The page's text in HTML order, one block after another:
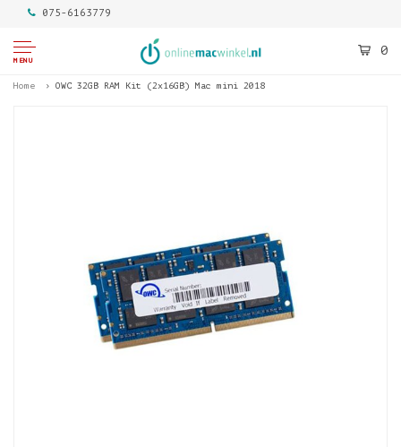
075-6163779
MENU
0
Home OWC 32GB RAM Kit (2x16GB) Mac mini 2018